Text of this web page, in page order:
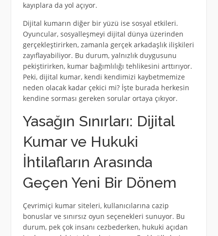
kayıplara da yol açıyor.
Dijital kumarın diğer bir yüzü ise sosyal etkileri.
Oyuncular, sosyalleşmeyi dijital dünya üzerinden
gerçekleştirirken, zamanla gerçek arkadaşlık ilişkileri
zayıflayabiliyor. Bu durum, yalnızlık duygusunu
pekiştirirken, kumar bağımlılığı tehlikesini arttırıyor.
Peki, dijital kumar, kendi kendimizi kaybetmemize
neden olacak kadar çekici mi? İşte burada herkesin
kendine sorması gereken sorular ortaya çıkıyor.
Yasağın Sınırları: Dijital
Kumar ve Hukuki
İhtilafların Arasında
Geçen Yeni Bir Dönem
Çevrimiçi kumar siteleri, kullanıcılarına cazip
bonuslar ve sınırsız oyun seçenekleri sunuyor. Bu
durum, pek çok insanı cezbederken, hukuki açıdan